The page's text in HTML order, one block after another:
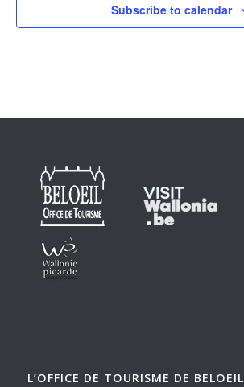
Subscribe to calendar
L’OFFICE DE TOURISME DE BELOEIL